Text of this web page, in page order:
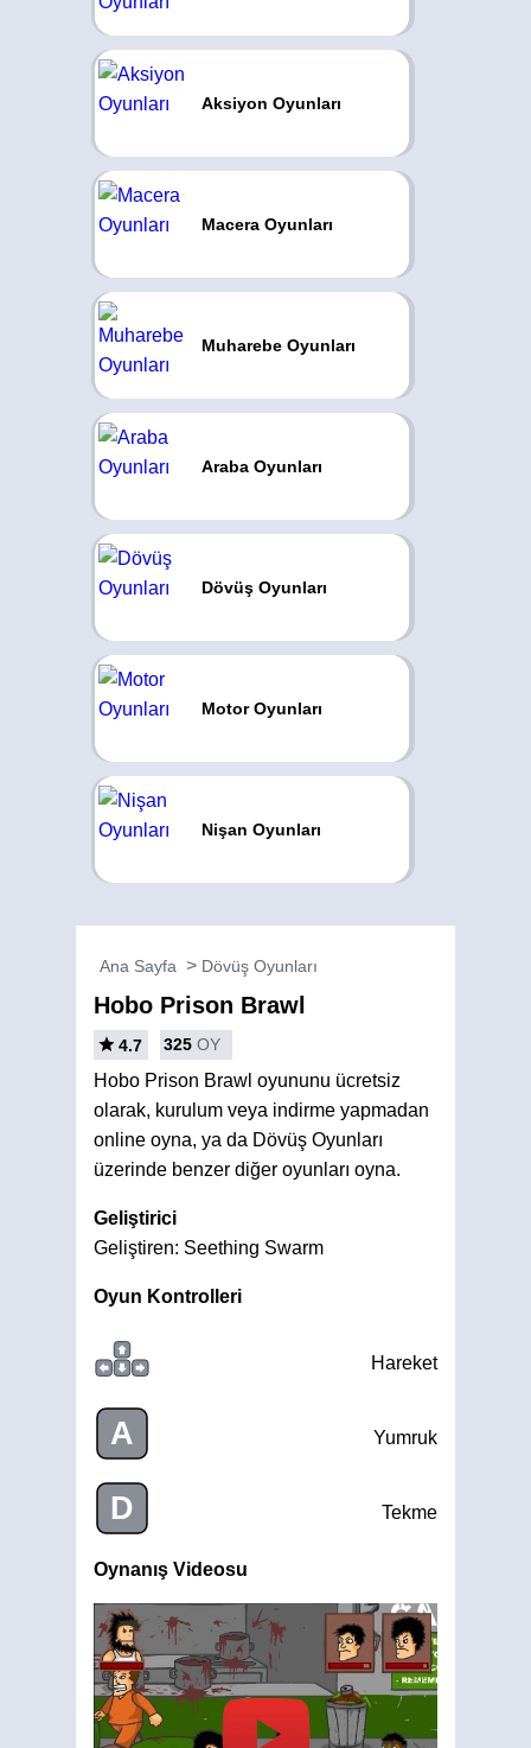
Aksiyon Oyunları
Macera Oyunları
Muharebe Oyunları
Araba Oyunları
Dövüş Oyunları
Motor Oyunları
Nişan Oyunları
Ana Sayfa Dövüş Oyunları
Hobo Prison Brawl
4.7 325 OY
Hobo Prison Brawl oyununu ücretsiz
olarak, kurulum veya indirme yapmadan
online oyna, ya da Dövüş Oyunları
üzerinde benzer diğer oyunları oyna.
Geliştirici
Geliştiren: Seething Swarm
Oyun Kontrolleri
Hareket
A Yumruk
D Tekme
Oynanış Videosu